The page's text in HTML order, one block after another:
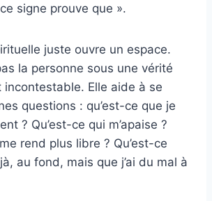
signe prouve que ».
juste ouvre un espace.
la personne sous une vérité
incontestable. Elle aide à se
questions : qu’est-ce que je
? Qu’est-ce qui m’apaise ?
rend plus libre ? Qu’est-ce
au fond, mais que j’ai du mal à